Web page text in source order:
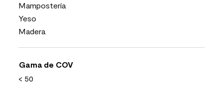
Mampostería
Yeso
Madera
Gama de COV
< 50